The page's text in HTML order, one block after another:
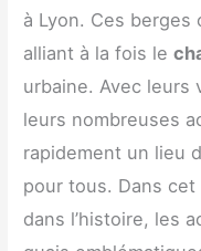
à Lyon. Ces berges
alliant à la fois le
urbaine. Avec
leurs nombreuses
rapidement un lieu
pour tous. Dans
dans l’histoire, les